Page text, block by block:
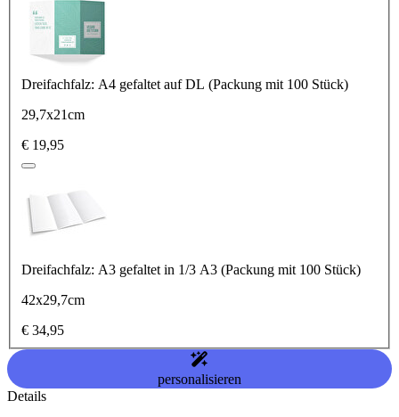
Dreifachfalz: A4 gefaltet auf DL (Packung mit 100 Stück)
29,7x21cm
€ 19,95
Dreifachfalz: A3 gefaltet in 1/3 A3 (Packung mit 100 Stück)
42x29,7cm
€ 34,95
personalisieren
Details